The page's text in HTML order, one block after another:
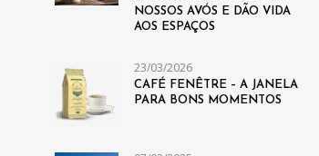
NOSSOS AVÓS E DÃO VIDA
AOS ESPAÇOS
23/03/2026
CAFÉ FENÊTRE – A JANELA
PARA BONS MOMENTOS